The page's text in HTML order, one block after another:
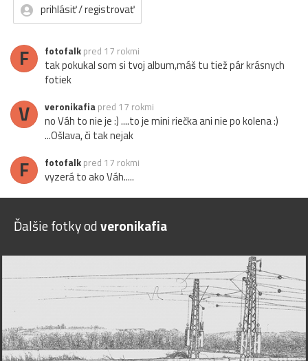
prihlásiť / registrovať
F fotofalk pred 17 rokmi
tak pokukal som si tvoj album,máš tu tiež pár krásnych
fotiek
V veronikafia pred 17 rokmi
no Váh to nie je :) ....to je mini riečka ani nie po kolena :)
...Ošlava, či tak nejak
F fotofalk pred 17 rokmi
vyzerá to ako Váh.....
Ďalšie fotky odveronikafia